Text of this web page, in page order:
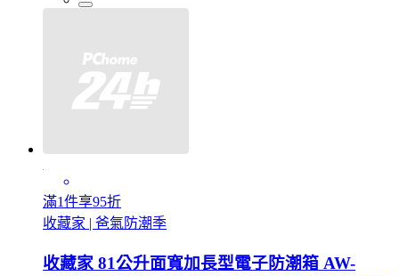
滿1件享95折
收藏家 | 爸氣防潮季
收藏家 81公升面寬加長型電子防潮箱 AW-